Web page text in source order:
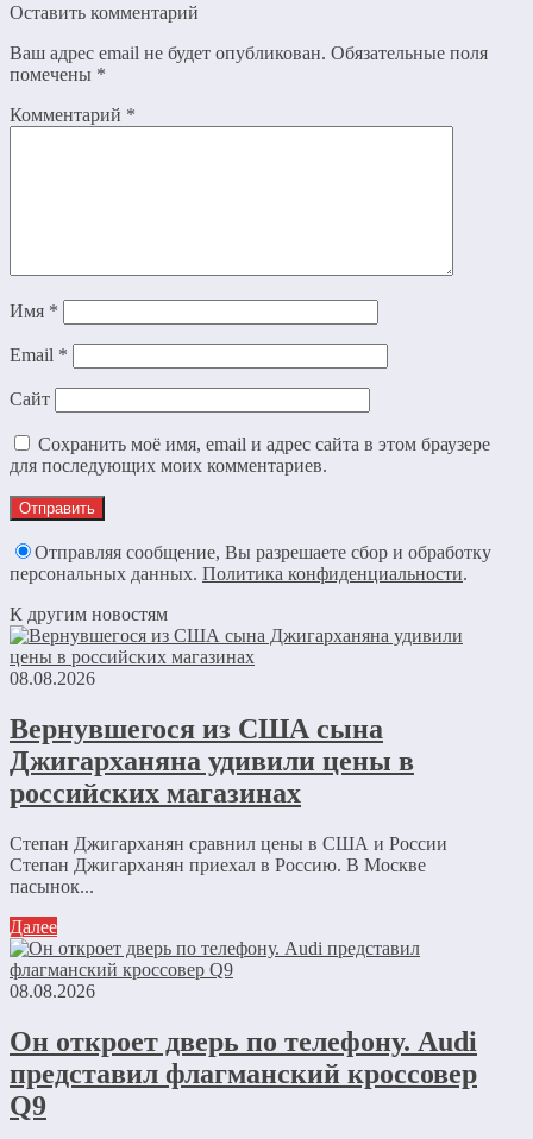
Оставить комментарий
Ваш адрес email не будет опубликован. Обязательные поля
помечены *
Комментарий *
Имя *
Email *
Сайт
Сохранить моё имя, email и адрес сайта в этом браузере
для последующих моих комментариев.
Отправляя сообщение, Вы разрешаете сбор и обработку
персональных данных. Политика конфиденциальности.
К другим новостям
08.08.2026
Вернувшегося из США сына
Джигарханяна удивили цены в
российских магазинах
Степан Джигарханян сравнил цены в США и России
Степан Джигарханян приехал в Россию. В Москве
пасынок...
Далее
08.08.2026
Он откроет дверь по телефону. Audi
представил флагманский кроссовер
Q9